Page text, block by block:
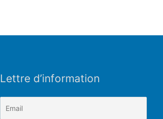
Lettre d’information